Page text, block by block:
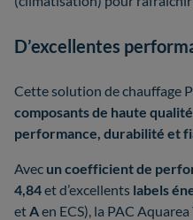
D’excellentes
Cette solution de chauffage
composants de haute qualité
performance, durabilité et
Avec un coefficient de
4,84et d’excellents labels
et Aen ECS), la PAC